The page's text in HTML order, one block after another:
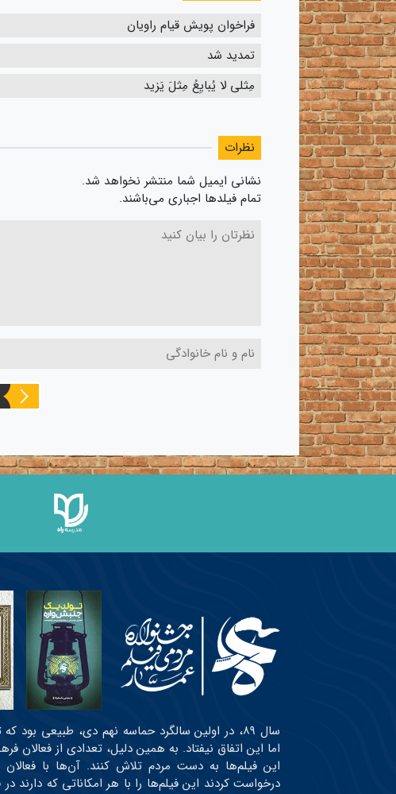
فراخوان پویش قیام راویان
تمدید شد
مِثلی لا یُبایِعُ مِثلَ یَزید
نظرات
نشانی ایمیل شما منتشر نخواهد شد.
تمام فیلدها اجباری می‌باشند.
سال ۸۹، در اولین سالگرد حماسه نهم دی، طبیعی
اما این اتفاق نیفتاد. به همین دلیل، تعدادی از فعالان
این فیلم‌ها به دست مردم تلاش کنند. آن‌ها با
درخواست کردند این فیلم‌ها را با هر امکاناتی که